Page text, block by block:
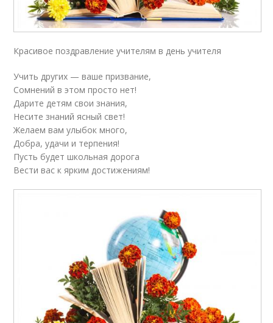
Красивое поздравление учителям в день учителя
Учить других — ваше призвание,
Сомнений в этом просто нет!
Дарите детям свои знания,
Несите знаний ясный свет!
Желаем вам улыбок много,
Добра, удачи и терпения!
Пусть будет школьная дорога
Вести вас к ярким достижениям!